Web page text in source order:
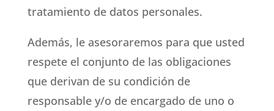
tratamiento de datos personales.
Además, le asesoraremos para que usted
respete el conjunto de las obligaciones
que derivan de su condición de
responsable y/o de encargado de uno o